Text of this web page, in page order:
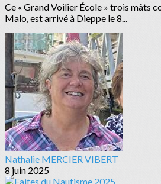
Ce « Grand Voilier École » trois mâts
Malo, est arrivé à Dieppe le 8...
Nathalie MERCIER VIBERT
8 juin 2025